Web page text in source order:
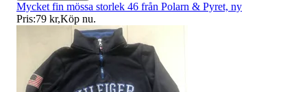
Mycket fin mössa storlek 46 från Polarn & Pyret, ny
Pris:79 kr,Köp nu.